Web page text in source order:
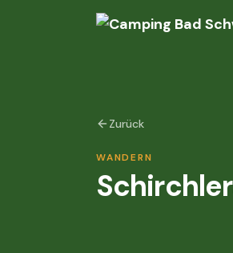
Zurück
WANDERN